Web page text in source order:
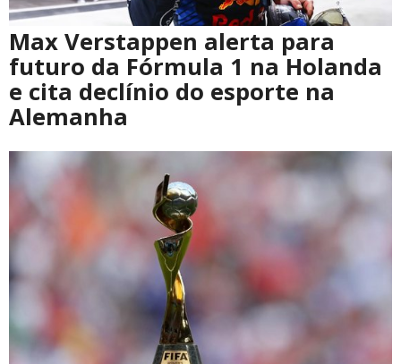
Max Verstappen alerta para
futuro da Fórmula 1 na Holanda
e cita declínio do esporte na
Alemanha